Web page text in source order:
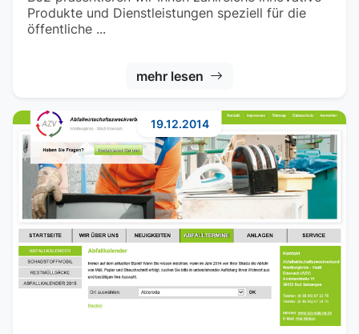
Produkte und Dienstleistungen speziell für die
öffentliche ...
mehr lesen
19.12.2014